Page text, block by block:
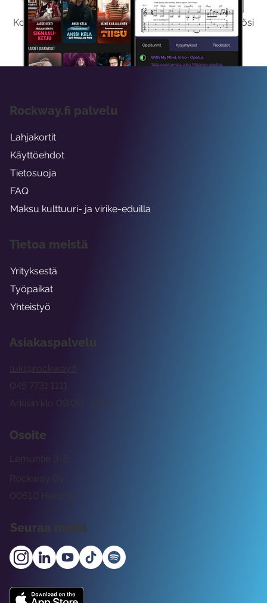
Kokeilemalla ilmaiseksi saat koko sisältömme käyttöösi
viikon ajaksi.
Asiakaspalvelu
tuki@rockway.fi
Arkisin klo 09:00 -15:00
045 7731 1111
Osoite
Rockway Oy
Lemuntie 3-5
00510 Helsinki
Seuraa meitä
Rockway.fi palvelu
Lahjakortit
Käyttöehdot
Tietosuoja
FAQ
Maksu kulttuuri- ja virike-eduilla
Tietoa meistä
Yrityksestä
Työpaikat
Yhteistyö